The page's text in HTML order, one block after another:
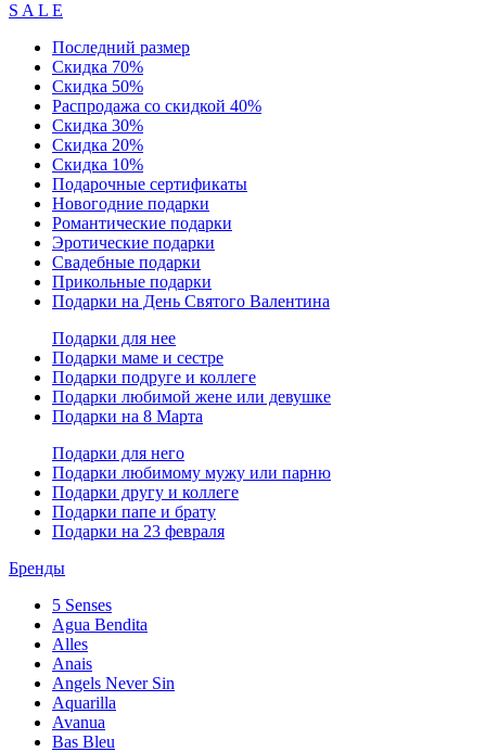
S A L E
Последний размер
Скидка 70%
Скидка 50%
Распродажа со скидкой 40%
Скидка 30%
Скидка 20%
Скидка 10%
Подарочные сертификаты
Новогодние подарки
Романтические подарки
Эротические подарки
Свадебные подарки
Прикольные подарки
Подарки на День Святого Валентина
Подарки для нее
Подарки маме и сестре
Подарки подруге и коллеге
Подарки любимой жене или девушке
Подарки на 8 Марта
Подарки для него
Подарки любимому мужу или парню
Подарки другу и коллеге
Подарки папе и брату
Подарки на 23 февраля
Бренды
5 Senses
Agua Bendita
Alles
Anais
Angels Never Sin
Aquarilla
Avanua
Bas Bleu